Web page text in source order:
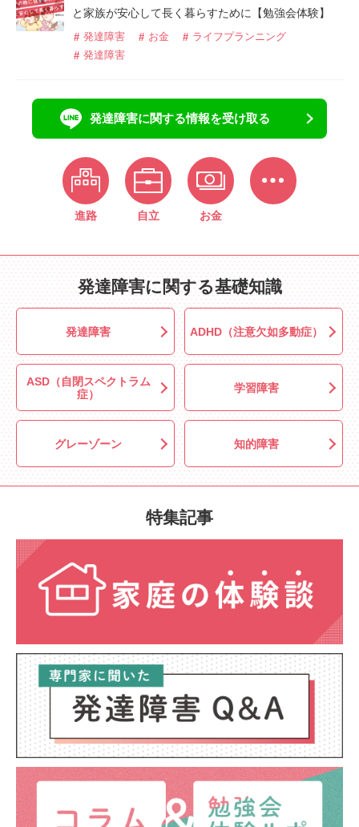
と家族が安心して長く暮らすために【勉強会体験】
発達障害 お金
ライフプランニング
発達障害
発達障害に関する情報を受け取る
進路 自立 お金
発達障害に関する基礎知識
発達障害 ADHD（注意欠如多動症）
ASD（自閉スペクトラム
症）
学習障害
グレーゾーン 知的障害
特集記事